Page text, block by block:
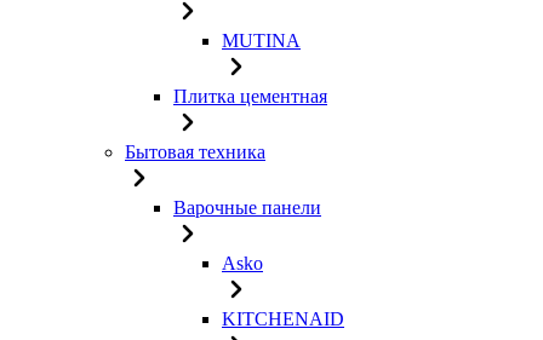
MUTINA
Плитка цементная
Бытовая техника
Варочные панели
Asko
KITCHENAID